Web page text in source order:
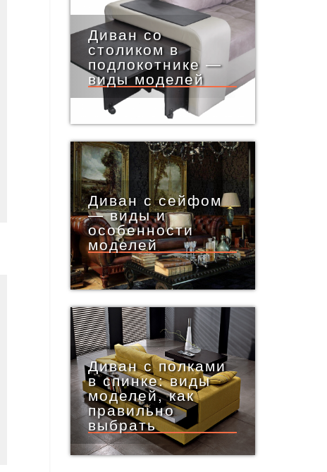
Диван со
столиком в
подлокотнике —
виды моделей
Диван с сейфом
— виды и
особенности
моделей
Диван с полками
в спинке: виды
моделей, как
правильно
выбрать